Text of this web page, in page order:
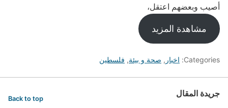
أصيب وبعضهم اعتقل،
مشاهدة المزيد
Categories: اخبار , صحة و بيئة, فلسطين
جريدة المقال Back to top